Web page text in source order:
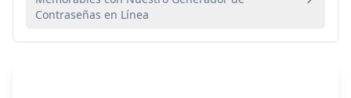
Contraseñas en Línea